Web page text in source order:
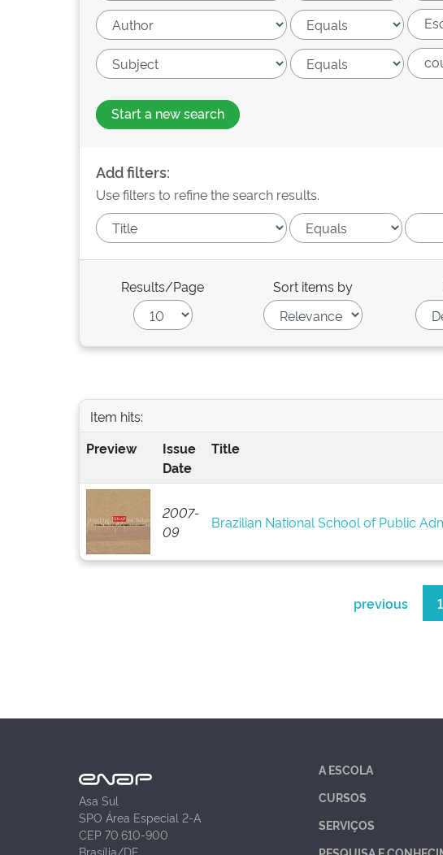
Start a new search
Add filters:
Use filters to refine the search results.
Results/Page Sort items by
Item hits:
Preview
Issue
Date
Title
2007-
09
Brazilian National School of Public
previous 1
Asa Sul
SPO Área Especial 2-A
CEP 70.610-900
Brasília/DF
A ESCOLA
CURSOS
SERVIÇOS